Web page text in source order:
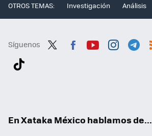
OTROS TEMAS: Investigación Análisis
Síguenos
En Xataka México hablamos de...